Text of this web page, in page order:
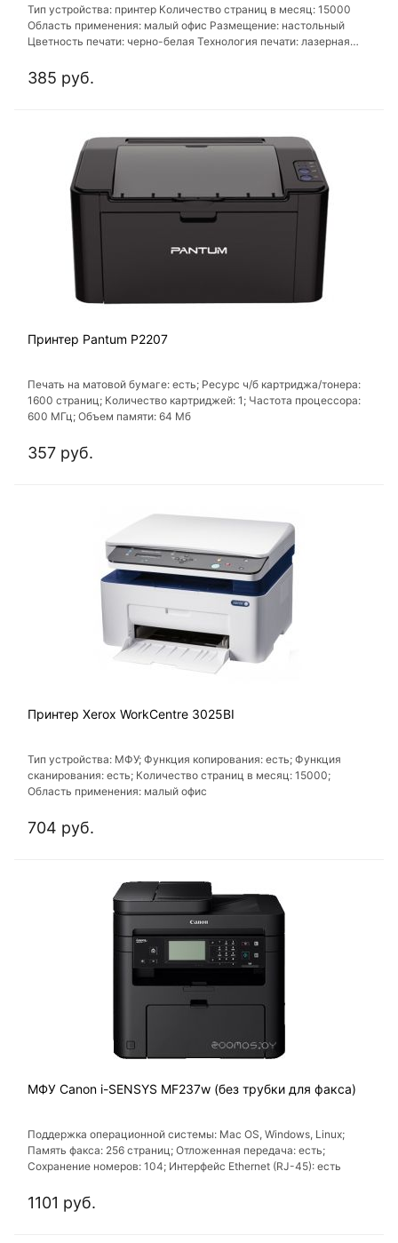
Тип устройства: принтер Количество страниц в месяц: 15000
Область применения: малый офис Размещение: настольный
Цветность печати: черно-белая Технология печати: лазерная
385 руб.
Принтер Pantum P2207
Печать на матовой бумаге: есть; Ресурс ч/б картриджа/тонера:
1600 страниц; Количество картриджей: 1; Частота процессора:
600 МГц; Объем памяти: 64 Мб
357 руб.
Принтер Xerox WorkCentre 3025BI
Тип устройства: МФУ; Функция копирования: есть; Функция
сканирования: есть; Количество страниц в месяц: 15000;
Область применения: малый офис
704 руб.
МФУ Canon i-SENSYS MF237w (без трубки для факса)
Поддержка операционной системы: Mac OS, Windows, Linux;
Память факса: 256 страниц; Отложенная передача: есть;
Сохранение номеров: 104; Интерфейс Ethernet (RJ-45): есть
1101 руб.